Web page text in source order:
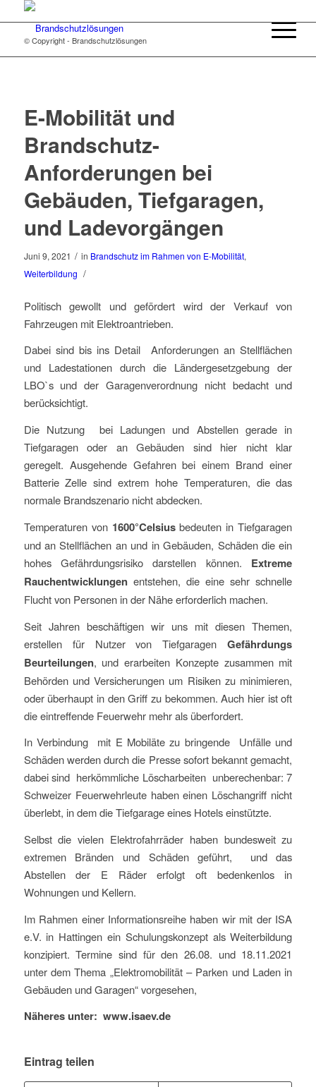
© Copyright - Brandschutzlösungen
E-Mobilität und
Brandschutz-
Anforderungen bei
Gebäuden, Tiefgaragen,
und Ladevorgängen
Juni 9, 2021 / in Brandschutz im Rahmen von E-Mobilität,
Weiterbildung /
Politisch gewollt und gefördert wird der Verkauf von
Fahrzeugen mit Elektroantrieben.
Dabei sind bis ins Detail Anforderungen an Stellflächen
und Ladestationen durch die Ländergesetzgebung der
LBO`s und der Garagenverordnung nicht bedacht und
berücksichtigt.
Die Nutzung bei Ladungen und Abstellen gerade in
Tiefgaragen oder an Gebäuden sind hier nicht klar
geregelt. Ausgehende Gefahren bei einem Brand einer
Batterie Zelle sind extrem hohe Temperaturen, die das
normale Brandszenario nicht abdecken.
Temperaturen von 1600°Celsiusbedeuten in Tiefgaragen
und an Stellflächen an und in Gebäuden, Schäden die ein
hohes Gefährdungsrisiko darstellen können. Extreme
Rauchentwicklungenentstehen, die eine sehr schnelle
Flucht von Personen in der Nähe erforderlich machen.
Seit Jahren beschäftigen wir uns mit diesen Themen,
erstellen für Nutzer von TiefgaragenGefährdungs
Beurteilungen, und erarbeiten Konzepte zusammen mit
Behörden und Versicherungen um Risiken zu minimieren,
oder überhaupt in den Griff zu bekommen. Auch hier ist oft
die eintreffende Feuerwehr mehr als überfordert.
In Verbindung mit E Mobiläte zu bringende Unfälle und
Schäden werden durch die Presse sofort bekannt gemacht,
dabei sind herkömmliche Löscharbeiten unberechenbar: 7
Schweizer Feuerwehrleute haben einen Löschangriff nicht
überlebt, in dem die Tiefgarage eines Hotels einstützte.
Selbst die vielen Elektrofahrräder haben bundesweit zu
extremen Bränden und Schäden geführt, und das
Abstellen der E Räder erfolgt oft bedenkenlos in
Wohnungen und Kellern.
Im Rahmen einer Informationsreihe haben wir mit der ISA
e.V. in Hattingen ein Schulungskonzept als Weiterbildung
konzipiert. Termine sind für den 26.08. und 18.11.2021
unter dem Thema „Elektromobilität – Parken und Laden in
Gebäuden und Garagen“ vorgesehen,
Näheres unter: www.isaev.de
Eintrag teilen